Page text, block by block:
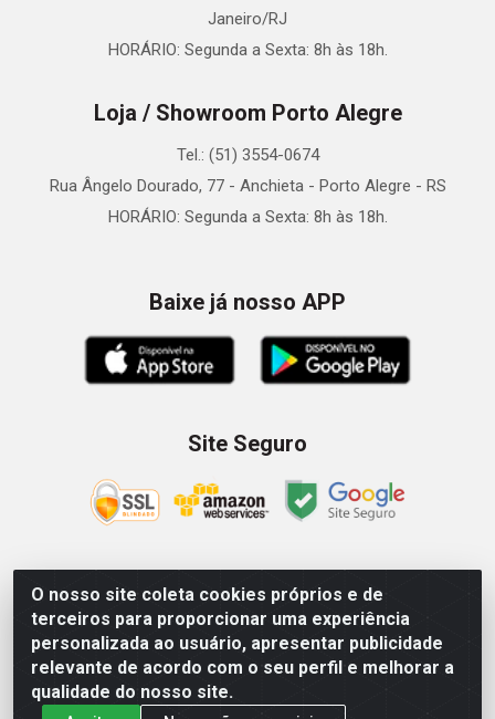
O nosso site coleta cookies próprios e de
terceiros para proporcionar uma experiência
personalizada ao usuário, apresentar publicidade
relevante de acordo com o seu perfil e melhorar a
qualidade do nosso site.
Janeiro/RJ
HORÁRIO: Segunda a Sexta: 8h às 18h.
Loja / Showroom Porto Alegre
Tel.: (51) 3554-0674
Rua Ângelo Dourado, 77 - Anchieta - Porto Alegre - RS
HORÁRIO: Segunda a Sexta: 8h às 18h.
Baixe já nosso APP
Site Seguro
Zein Importação e Comércio LTDA - Av. Senador Queiróz, 274
- 12º e 13º andar - Centro, São Paulo/SP – CNPJ
09.023.754/0006-46